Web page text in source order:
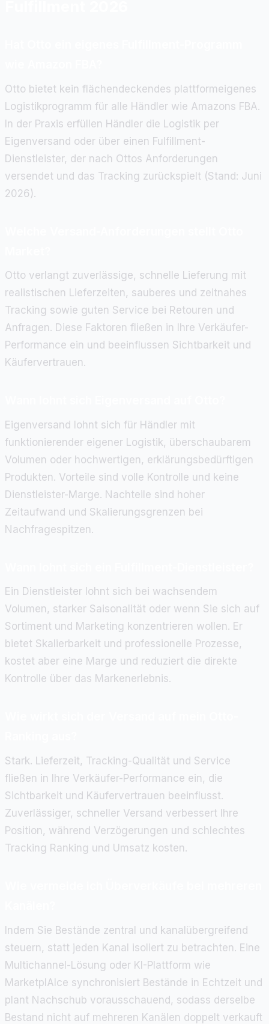
Otto bietet kein flächendeckendes plattformeigenes
Logistikprogramm für alle Händler wie Amazons FBA.
In der Praxis erfüllen Händler die Logistik per
Eigenversand oder über einen Fulfillment-
Dienstleister, der nach Ottos Anforderungen
versendet und das Tracking zurückspielt (Stand: Juni
2026).
Otto verlangt zuverlässige, schnelle Lieferung mit
realistischen Lieferzeiten, sauberes und zeitnahes
Tracking sowie guten Service bei Retouren und
Anfragen. Diese Faktoren fließen in Ihre Verkäufer-
Performance ein und beeinflussen Sichtbarkeit und
Käufervertrauen.
Eigenversand lohnt sich für Händler mit
funktionierender eigener Logistik, überschaubarem
Volumen oder hochwertigen, erklärungsbedürftigen
Produkten. Vorteile sind volle Kontrolle und keine
Dienstleister-Marge. Nachteile sind hoher
Zeitaufwand und Skalierungsgrenzen bei
Nachfragespitzen.
Ein Dienstleister lohnt sich bei wachsendem
Volumen, starker Saisonalität oder wenn Sie sich auf
Sortiment und Marketing konzentrieren wollen. Er
bietet Skalierbarkeit und professionelle Prozesse,
kostet aber eine Marge und reduziert die direkte
Kontrolle über das Markenerlebnis.
Stark. Lieferzeit, Tracking-Qualität und Service
fließen in Ihre Verkäufer-Performance ein, die
Sichtbarkeit und Käufervertrauen beeinflusst.
Zuverlässiger, schneller Versand verbessert Ihre
Position, während Verzögerungen und schlechtes
Tracking Ranking und Umsatz kosten.
Indem Sie Bestände zentral und kanalübergreifend
steuern, statt jeden Kanal isoliert zu betrachten. Eine
Multichannel-Lösung oder KI-Plattform wie
MarketplAIce synchronisiert Bestände in Echtzeit und
plant Nachschub vorausschauend, sodass derselbe
Bestand nicht auf mehreren Kanälen doppelt verkauft